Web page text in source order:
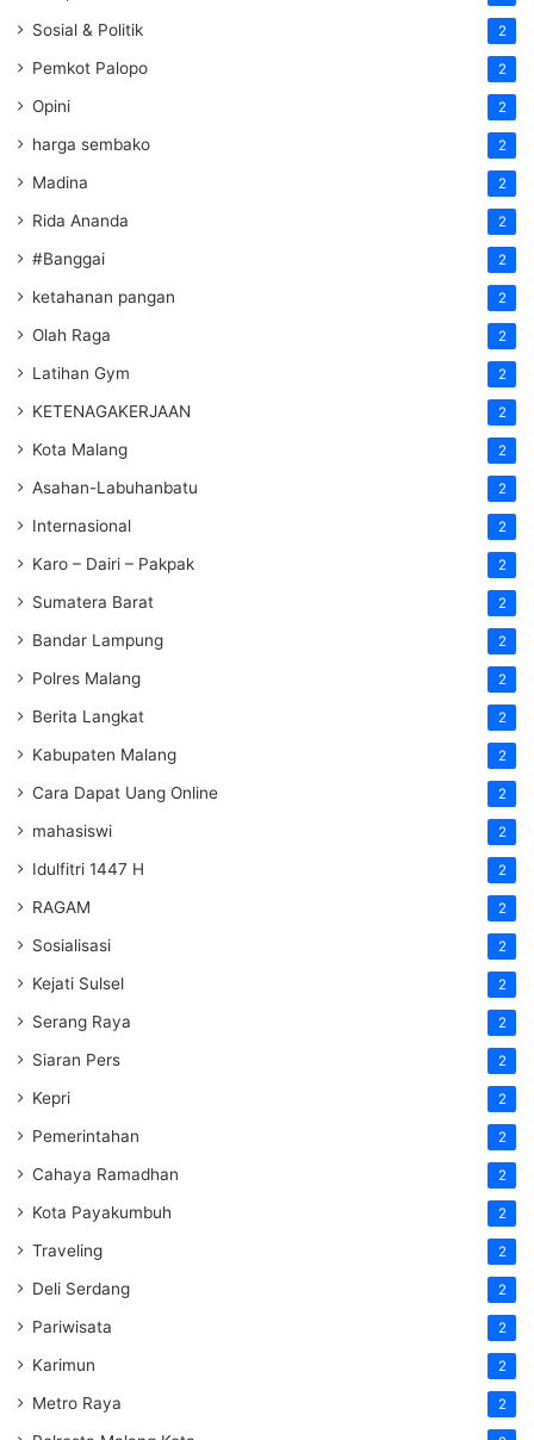
Sosial & Politik 2
Pemkot Palopo 2
Opini 2
harga sembako 2
Madina 2
Rida Ananda 2
#Banggai 2
ketahanan pangan 2
Olah Raga 2
Latihan Gym 2
KETENAGAKERJAAN 2
Kota Malang 2
Asahan-Labuhanbatu 2
Internasional 2
Karo – Dairi – Pakpak 2
Sumatera Barat 2
Bandar Lampung 2
Polres Malang 2
Berita Langkat 2
Kabupaten Malang 2
Cara Dapat Uang Online 2
mahasiswi 2
Idulfitri 1447 H 2
RAGAM 2
Sosialisasi 2
Kejati Sulsel 2
Serang Raya 2
Siaran Pers 2
Kepri 2
Pemerintahan 2
Cahaya Ramadhan 2
Kota Payakumbuh 2
Traveling 2
Deli Serdang 2
Pariwisata 2
Karimun 2
Metro Raya 2